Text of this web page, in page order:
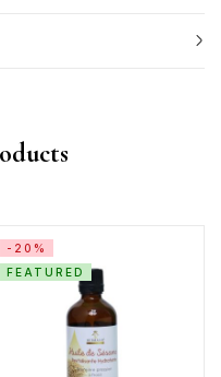
-20%
FEATURED